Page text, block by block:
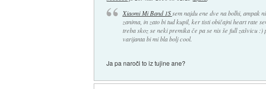
Xiaomi Mi Band 1Ssem najdu ene dve na bolhi, ampak
zanima, in zato bi tud kupil, ker tisti običajni heart rate
treba skoz se neki premika če pa se nis še full zašvicu
varijanta bi mi bla bolj cool.
Ja pa naroči to iz tujine ane?